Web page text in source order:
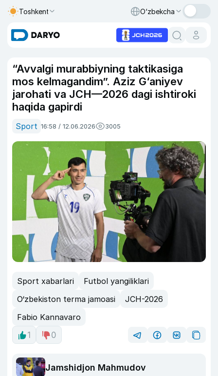
Toshkent O‘zbekcha
“Avvalgi murabbiyning taktikasiga
mos kelmagandim”. Aziz G‘aniyev
jarohati va JCH—2026 dagi ishtiroki
haqida gapirdi
Sport 16:58 / 12.06.2026 3005
Sport xabarlari
Futbol yangiliklari
O‘zbekiston terma jamoasi
JCH-2026
Fabio Kannavaro
1
0
Jamshidjon Mahmudov